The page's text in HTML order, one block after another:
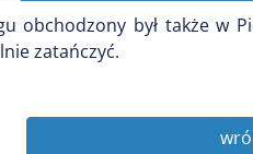
obchodzony był także w
zatańczyć.